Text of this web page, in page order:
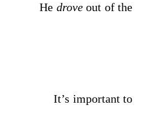
He droveout of the
It’s important to